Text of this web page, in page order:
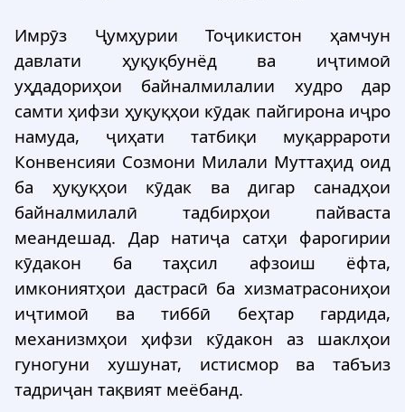
Имрӯз Ҷумҳурии Тоҷикистон ҳамчун
давлати ҳуқуқбунёд ва иҷтимоӣ
уҳдадориҳои байналмилалии худро дар
самти ҳифзи ҳуқуқҳои кӯдак пайгирона иҷро
намуда, ҷиҳати татбиқи муқаррароти
Конвенсияи Созмони Милали Муттаҳид оид
ба ҳуқуқҳои кӯдак ва дигар санадҳои
байналмилалӣ тадбирҳои пайваста
меандешад. Дар натиҷа сатҳи фарогирии
кӯдакон ба таҳсил афзоиш ёфта,
имкониятҳои дастрасӣ ба хизматрасониҳои
иҷтимоӣ ва тиббӣ беҳтар гардида,
механизмҳои ҳифзи кӯдакон аз шаклҳои
гуногуни хушунат, истисмор ва табъиз
тадриҷан тақвият меёбанд.